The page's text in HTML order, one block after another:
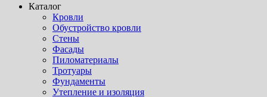
Каталог
Кровли
Обустройство кровли
Стены
Фасады
Пиломатериалы
Тротуары
Фундаменты
Утепление и изоляция